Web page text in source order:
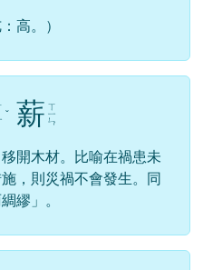
高。）
ˇ 薪 ㄒ
ㄧ
ㄣ
開木材。比喻在禍患未
，則災禍不會發生。同
繆」。